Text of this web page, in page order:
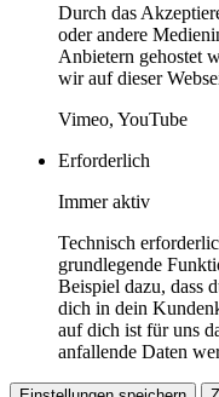
Durch das
oder andere
Anbietern gehostet
wir auf dieser
Vimeo, YouTube
Erforderlich
Immer aktiv
Technisch
grundlegende
Beispiel dazu, dass
dich in dein
auf dich ist für uns
anfallende Daten